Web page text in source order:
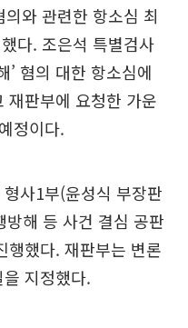
와 관련한 항소심 최
다. 조은석 특별검사
’ 혐의 대한 항소심에
재판부에 요청한 가운
정이다.
사1부(윤성식 부장판
해 등 사건 결심 공판
행했다. 재판부는 변론
지정했다.